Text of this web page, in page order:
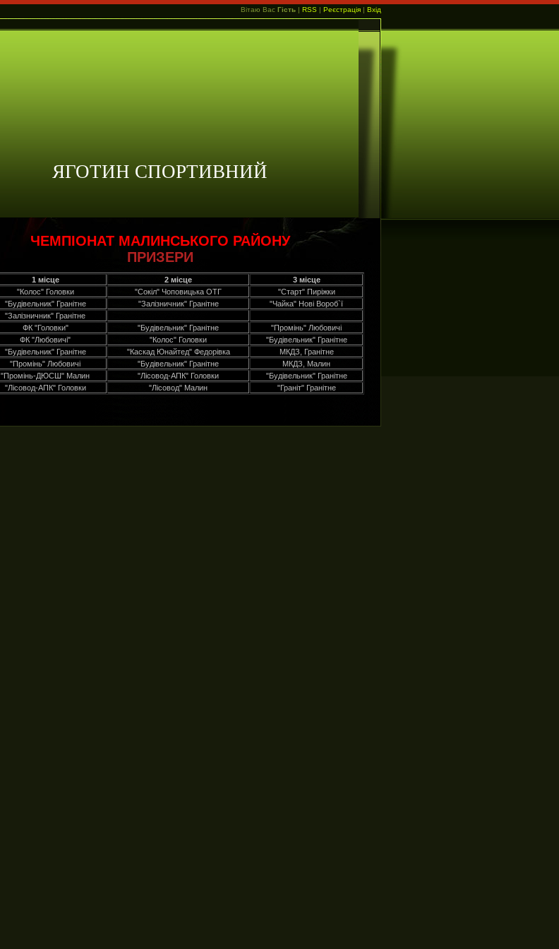
Вітаю Вас Гість | RSS | Реєстрація | Вхід
ЯГОТИН СПОРТИВНИЙ
ЧЕМПІОНАТ МАЛИНСЬКОГО РАЙОНУ
ПРИЗЕРИ
1 місце 2 місце
3 місце
"Колос" Головки "Сокіл" Чоповицька ОТГ
"Старт" Пиріжки
"Будівельник" Гранітне "Залізничник" Гранітне
"Чайка" Нові Вороб`ї
"Залізничник" Гранітне
ФК "Головки" "Будівельник" Гранітне
"Промінь" Любовичі
ФК "Любовичі" "Колос" Головки
"Будівельник" Гранітне
"Будівельник" Гранітне "Каскад Юнайтед" Федорівка
МКДЗ, Гранітне
"Промінь" Любовичі "Будівельник" Гранітне
МКДЗ, Малин
"Промінь-ДЮСШ" Малин "Лісовод-АПК" Головки
"Будівельник" Гранітне
"Лісовод-АПК" Головки "Лісовод" Малин "Граніт" Гранітне